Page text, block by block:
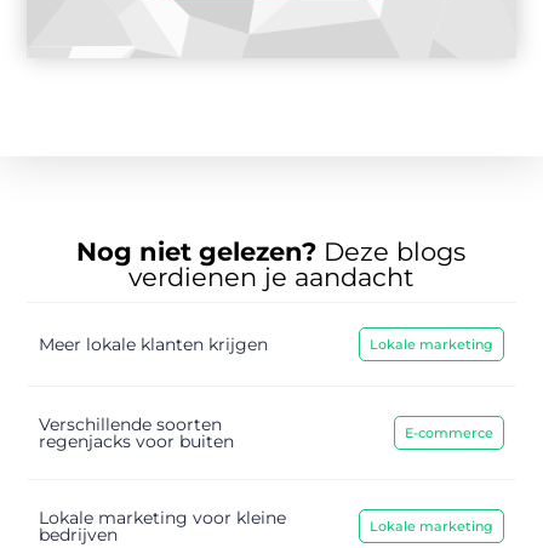
Nog niet gelezen? Deze blogs
verdienen je aandacht
Meer lokale klanten krijgen Lokale marketing
Verschillende soorten
regenjacks voor buiten E-commerce
Lokale marketing voor kleine
bedrijven Lokale marketing